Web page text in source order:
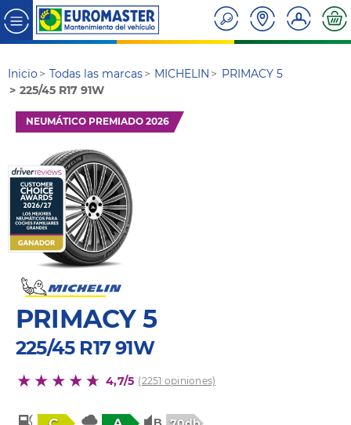
Inicio Todas las marcas MICHELIN
PRIMACY 5
225/45 R17 91W
NEUMÁTICO PREMIADO 2026
PRIMACY 5
225/45 R17 91W
4,7/5 (2251 opiniones)